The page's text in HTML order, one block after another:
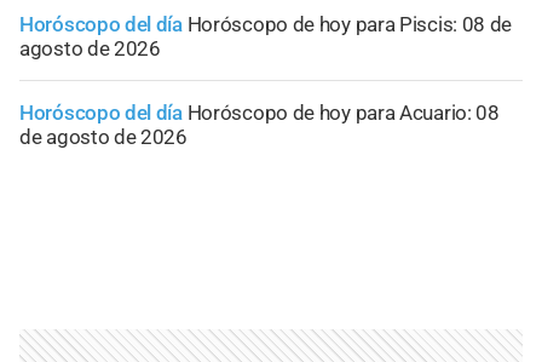
Horóscopo del día Horóscopo de hoy para Piscis: 08 de
agosto de 2026
Horóscopo del día Horóscopo de hoy para Acuario: 08
de agosto de 2026